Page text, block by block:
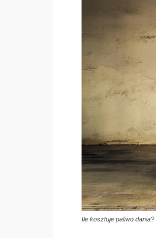
Ile kosztuje paliwo dania?